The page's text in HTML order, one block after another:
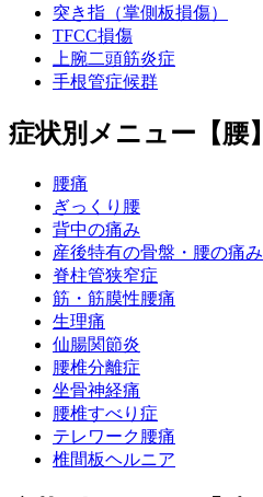
突き指（掌側板損傷）
TFCC損傷
上腕二頭筋炎症
手根管症候群
症状別メニュー【腰】
腰痛
ぎっくり腰
背中の痛み
産後特有の骨盤・腰の痛み
脊柱管狭窄症
筋・筋膜性腰痛
生理痛
仙腸関節炎
腰椎分離症
坐骨神経痛
腰椎すべり症
テレワーク腰痛
椎間板ヘルニア